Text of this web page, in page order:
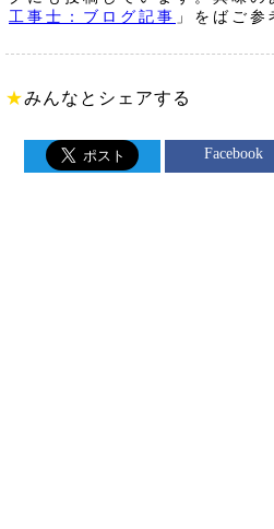
工事士：ブログ記事 」をばご参
★みんなとシェアする
Facebook